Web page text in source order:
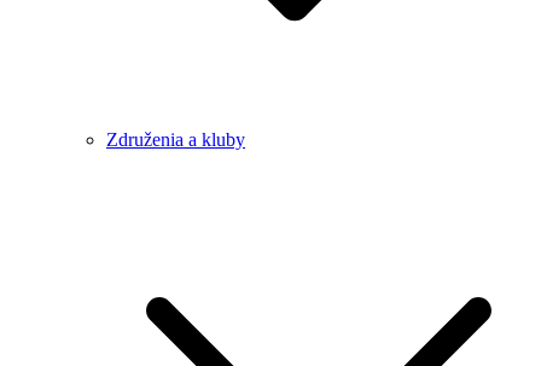
Združenia a kluby